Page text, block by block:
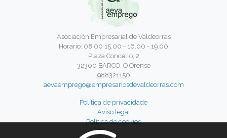
Asociación Empresarial de Valdeorras
Horario: 08.00 15.00 - 16.00 - 19.00
Plaza Concello, 2
32300 BARCO, O Orense
988321150
aevaemprego@empresariosdevaldeorras.com
Política de privacidade
Aviso legal
Política de cookies